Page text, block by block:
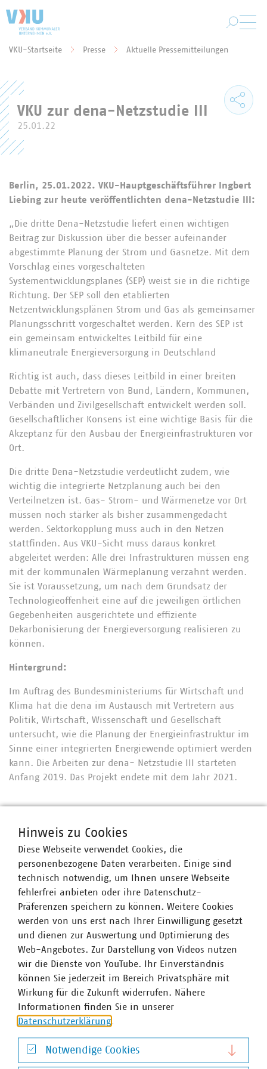
VKU-Startseite Presse Aktuelle Pressemitteilungen
VKU zur dena-Netzstudie III
25.01.22
Berlin, 25.01.2022. VKU-Hauptgeschäftsführer Ingbert
Liebing zur heute veröffentlichten dena-Netzstudie III:
„Die dritte Dena-Netzstudie liefert einen wichtigen
Beitrag zur Diskussion über die besser aufeinander
abgestimmte Planung der Strom und Gasnetze. Mit dem
Vorschlag eines vorgeschalteten
Systementwicklungsplanes (SEP) weist sie in die richtige
Richtung. Der SEP soll den etablierten
Netzentwicklungsplänen Strom und Gas als gemeinsamer
Planungsschritt vorgeschaltet werden. Kern des SEP ist
ein gemeinsam entwickeltes Leitbild für eine
klimaneutrale Energieversorgung in Deutschland
Richtig ist auch, dass dieses Leitbild in einer breiten
Debatte mit Vertretern von Bund, Ländern, Kommunen,
Verbänden und Zivilgesellschaft entwickelt werden soll.
Gesellschaftlicher Konsens ist eine wichtige Basis für die
Akzeptanz für den Ausbau der Energieinfrastrukturen vor
Ort.
Die dritte Dena-Netzstudie verdeutlicht zudem, wie
wichtig die integrierte Netzplanung auch bei den
Verteilnetzen ist. Gas- Strom- und Wärmenetze vor Ort
müssen noch stärker als bisher zusammengedacht
werden. Sektorkopplung muss auch in den Netzen
stattfinden. Aus VKU-Sicht muss daraus konkret
abgeleitet werden: Alle drei Infrastrukturen müssen eng
mit der kommunalen Wärmeplanung verzahnt werden.
Sie ist Voraussetzung, um nach dem Grundsatz der
Technologieoffenheit eine auf die jeweiligen örtlichen
Gegebenheiten ausgerichtete und effiziente
Dekarbonisierung der Energieversorgung realisieren zu
können.
Hintergrund:
Im Auftrag des Bundesministeriums für Wirtschaft und
Klima hat die dena im Austausch mit Vertretern aus
Politik, Wirtschaft, Wissenschaft und Gesellschaft
untersucht, wie die Planung der Energieinfrastruktur im
Sinne einer integrierten Energiewende optimiert werden
kann. Die Arbeiten zur dena- Netzstudie III starteten
Anfang 2019. Das Projekt endete mit dem Jahr 2021.
Der Verband kommunaler Unternehmen e. V. (VKU)
vertritt über 1.500 Stadtwerke und
kommunalwirtschaftliche Unternehmen in den Bereichen
Energie, Wasser/Abwasser, Abfallwirtschaft sowie
Telekommunikation. Mit rund 283.000 Beschäftigten
wurden 2019 Umsatzerlöse von 123 Milliarden Euro
erwirtschaftet und mehr als 13 Milliarden Euro investiert.
Im Endkundensegment haben die VKU-
Mitgliedsunternehmen signifikante Marktanteile in
zentralen Ver- und Entsorgungsbereichen: Strom 62
Prozent, Gas 67 Prozent, Trinkwasser 91 Prozent, Wärme
79 Prozent, Abwasser 45 Prozent. Sie entsorgen jeden Tag
31.500 Tonnen Abfall und tragen durch getrennte
Sammlung entscheidend dazu bei, dass Deutschland mit
67 Prozent die höchste Recyclingquote in der
Europäischen Union hat. Immer mehr
Hinweis zu Cookies
Diese Webseite verwendet Cookies, die
personenbezogene Daten verarbeiten. Einige sind
technisch notwendig, um Ihnen unsere Webseite
fehlerfrei anbieten oder ihre Datenschutz-
Präferenzen speichern zu können. Weitere Cookies
werden von uns erst nach Ihrer Einwilligung gesetzt
und dienen zur Auswertung und Optimierung des
Web-Angebotes. Zur Darstellung von Videos nutzen
wir die Dienste von YouTube. Ihr Einverständnis
können Sie jederzeit im Bereich Privatsphäre mit
Wirkung für die Zukunft widerrufen. Nähere
Informationen finden Sie in unserer
Datenschutzerklärung
Notwendige Cookies
Notwendige Cookies